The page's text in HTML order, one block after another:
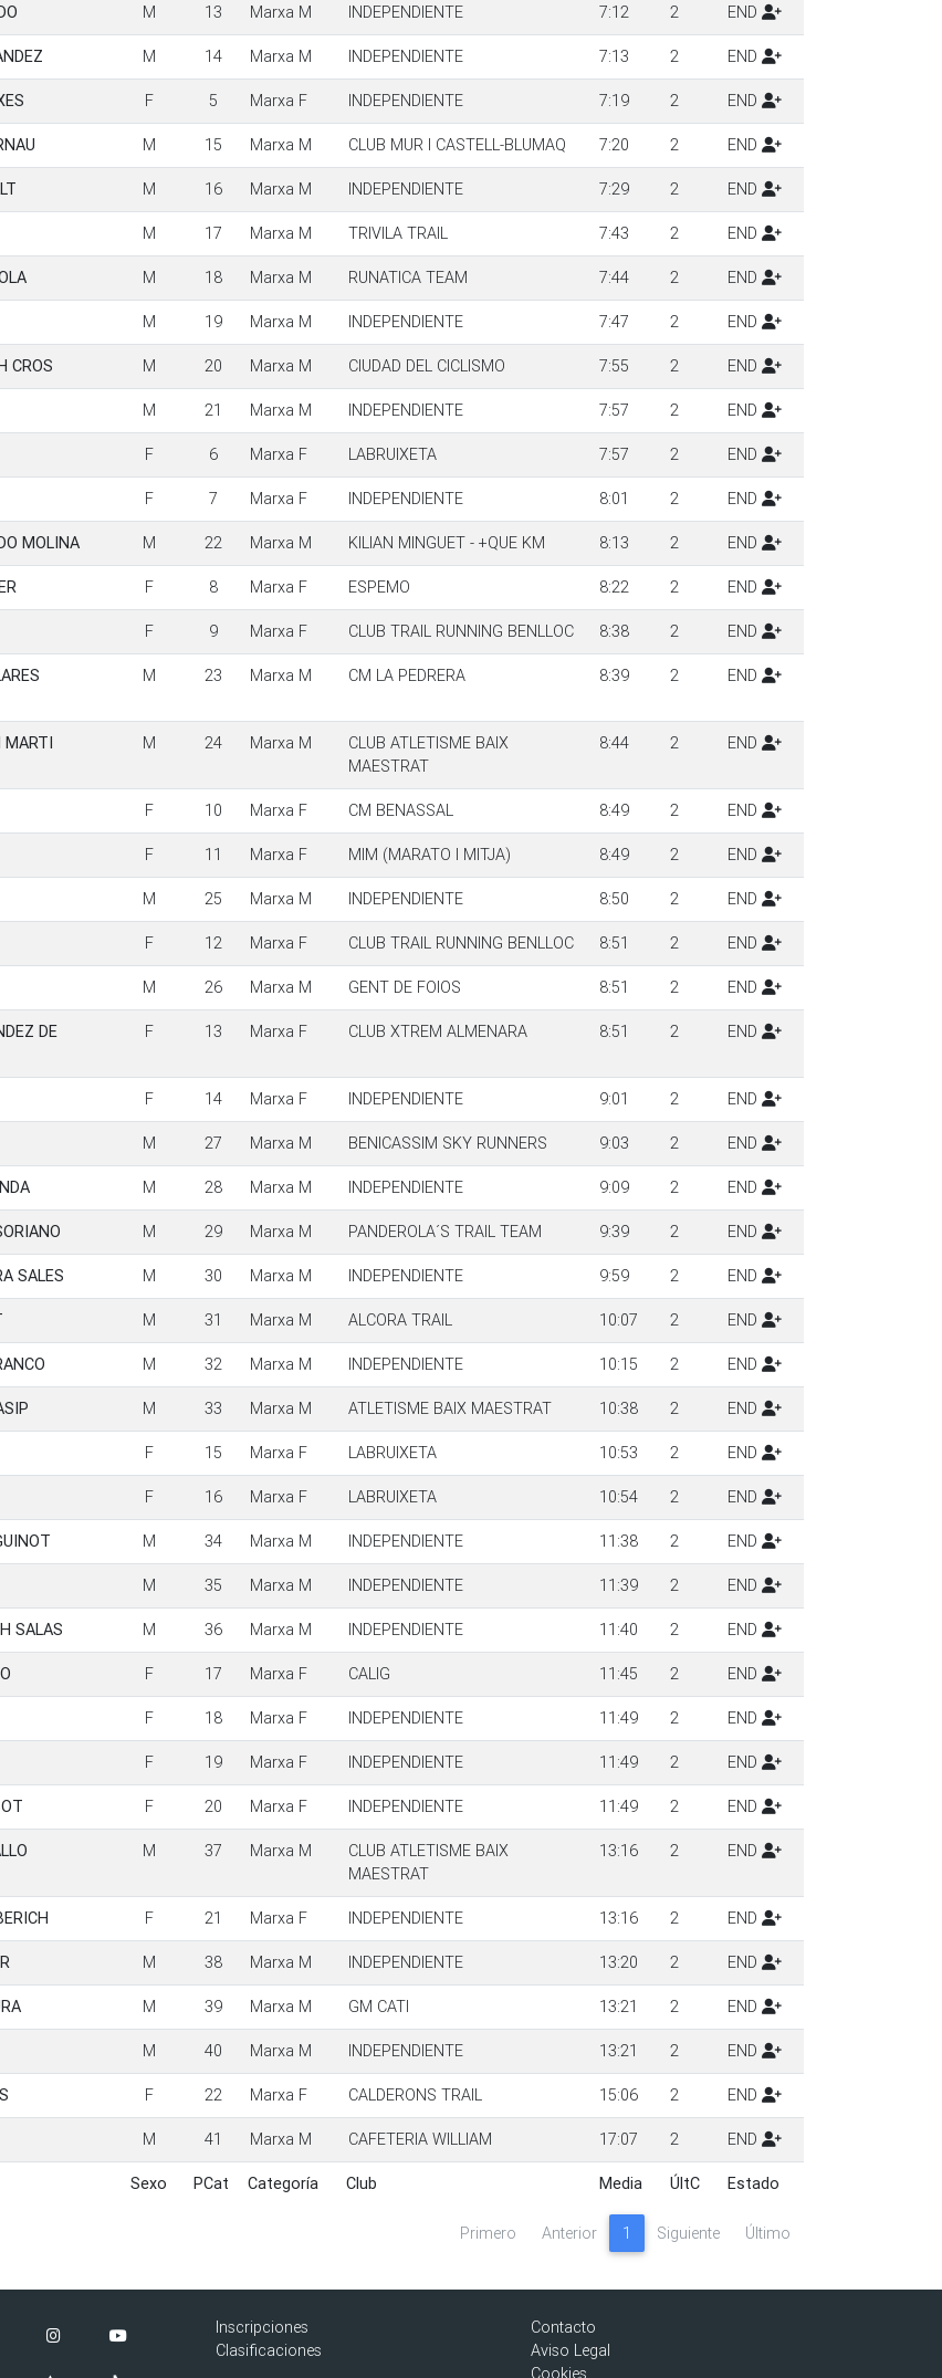
Sexo PCat Categoría Club Media ÚltC Estado
M 13 Marxa M INDEPENDIENTE 7:12 2 END
M 14 Marxa M INDEPENDIENTE 7:13 2 END
F 5 Marxa F INDEPENDIENTE 7:19 2 END
M 15 Marxa M CLUB MUR I CASTELL-BLUMAQ 7:20 2 END
M 16 Marxa M INDEPENDIENTE 7:29 2 END
M 17 Marxa M TRIVILA TRAIL 7:43 2 END
M 18 Marxa M RUNATICA TEAM 7:44 2 END
M 19 Marxa M INDEPENDIENTE 7:47 2 END
CROS M 20 Marxa M CIUDAD DEL CICLISMO 7:55 2 END
M 21 Marxa M INDEPENDIENTE 7:57 2 END
F 6 Marxa F LABRUIXETA 7:57 2 END
F 7 Marxa F INDEPENDIENTE 8:01 2 END
MOLINA M 22 Marxa M KILIAN MINGUET - +QUE KM 8:13 2 END
F 8 Marxa F ESPEMO 8:22 2 END
F 9 Marxa F CLUB TRAIL RUNNING BENLLOC 8:38 2 END
M 23 Marxa M CM LA PEDRERA 8:39 2 END
MARTI M 24 Marxa M
CLUB ATLETISME BAIX
MAESTRAT
8:44 2 END
F 10 Marxa F CM BENASSAL 8:49 2 END
F 11 Marxa F MIM (MARATO I MITJA) 8:49 2 END
M 25 Marxa M INDEPENDIENTE 8:50 2 END
F 12 Marxa F CLUB TRAIL RUNNING BENLLOC 8:51 2 END
M 26 Marxa M GENT DE FOIOS 8:51 2 END
DE
F 13 Marxa F CLUB XTREM ALMENARA 8:51 2 END
F 14 Marxa F INDEPENDIENTE 9:01 2 END
M 27 Marxa M BENICASSIM SKY RUNNERS 9:03 2 END
M 28 Marxa M INDEPENDIENTE 9:09 2 END
M 29 Marxa M PANDEROLA´S TRAIL TEAM 9:39 2 END
SALES M 30 Marxa M INDEPENDIENTE 9:59 2 END
M 31 Marxa M ALCORA TRAIL 10:07 2 END
M 32 Marxa M INDEPENDIENTE 10:15 2 END
M 33 Marxa M ATLETISME BAIX MAESTRAT 10:38 2 END
F 15 Marxa F LABRUIXETA 10:53 2 END
F 16 Marxa F LABRUIXETA 10:54 2 END
M 34 Marxa M INDEPENDIENTE 11:38 2 END
M 35 Marxa M INDEPENDIENTE 11:39 2 END
SALAS M 36 Marxa M INDEPENDIENTE 11:40 2 END
F 17 Marxa F CALIG 11:45 2 END
F 18 Marxa F INDEPENDIENTE 11:49 2 END
F 19 Marxa F INDEPENDIENTE 11:49 2 END
F 20 Marxa F INDEPENDIENTE 11:49 2 END
M 37 Marxa M
CLUB ATLETISME BAIX
MAESTRAT
13:16 2 END
F 21 Marxa F INDEPENDIENTE 13:16 2 END
M 38 Marxa M INDEPENDIENTE 13:20 2 END
M 39 Marxa M GM CATI 13:21 2 END
M 40 Marxa M INDEPENDIENTE 13:21 2 END
F 22 Marxa F CALDERONS TRAIL 15:06 2 END
M 41 Marxa M CAFETERIA WILLIAM 17:07 2 END
Sexo PCat Categoría Club Media ÚltC Estado
Primero Anterior 1 Siguiente Último
Inscripciones
Clasificaciones
Contacto
Aviso Legal
Cookies